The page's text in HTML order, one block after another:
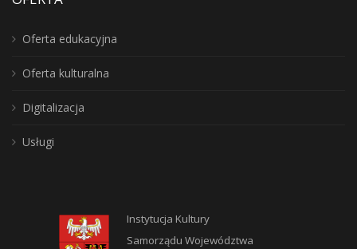
Oferta edukacyjna
Oferta kulturalna
Digitalizacja
Usługi
Instytucja Kultury
Samorządu Województwa